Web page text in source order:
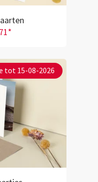
tot 15-08-2026